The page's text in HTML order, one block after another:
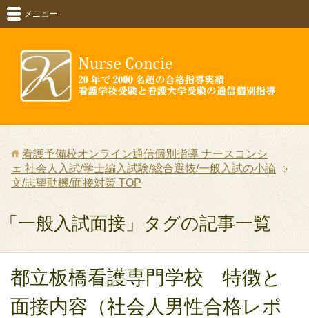
メニュー
看護予備校オンライン通信個別指導 ナースコンシ
ェ 社会人入試/学士編入試験/総合選抜/一般入試の小論
文/志望動機/面接対策 TOP
「一般入試面接」タグの記事一覧
都立板橋看護専門学校 特徴と
面接内容（社会人男性合格レポ